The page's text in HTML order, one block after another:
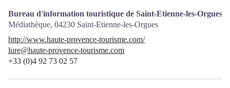
Bureau d'information touristique de Saint-Etienne-les-Orgues
Médiathèque, 04230 Saint-Etienne-les-Orgues
http://www.haute-provence-tourisme.com/
lure@haute-provence-tourisme.com
+33 (0)4 92 73 02 57